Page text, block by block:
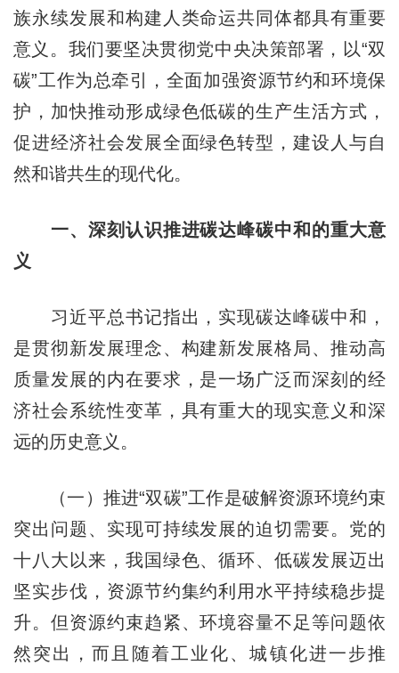
族永续发展和构建人类命运共同体都具有重要
意义。我们要坚决贯彻党中央决策部署，以“双
碳”工作为总牵引，全面加强资源节约和环境保
护，加快推动形成绿色低碳的生产生活方式，
促进经济社会发展全面绿色转型，建设人与自
然和谐共生的现代化。
一、深刻认识推进碳达峰碳中和的重大意
义
习近平总书记指出，实现碳达峰碳中和，
是贯彻新发展理念、构建新发展格局、推动高
质量发展的内在要求，是一场广泛而深刻的经
济社会系统性变革，具有重大的现实意义和深
远的历史意义。
（一）推进“双碳”工作是破解资源环境约束
突出问题、实现可持续发展的迫切需要。党的
十八大以来，我国绿色、循环、低碳发展迈出
坚实步伐，资源节约集约利用水平持续稳步提
升。但资源约束趋紧、环境容量不足等问题依
然突出，而且随着工业化、城镇化进一步推